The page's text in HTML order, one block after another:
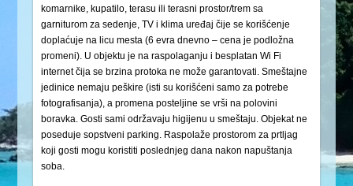
komarnike, kupatilo, terasu ili terasni prostor/trem sa
garniturom za sedenje, TV i klima uređaj čije se korišćenje
doplaćuje na licu mesta (6 evra dnevno – cena je podložna
promeni). U objektu je na raspolaganju i besplatan Wi Fi
internet čija se brzina protoka ne može garantovati. Smeštajne
jedinice nemaju peškire (isti su korišćeni samo za potrebe
fotografisanja), a promena posteljine se vrši na polovini
boravka. Gosti sami održavaju higijenu u smeštaju. Objekat ne
poseduje sopstveni parking. Raspolaže prostorom za prtljag
koji gosti mogu koristiti poslednjeg dana nakon napuštanja
soba.